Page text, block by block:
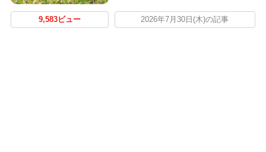
9,583ビュー 2026年7月30日(木)の記事